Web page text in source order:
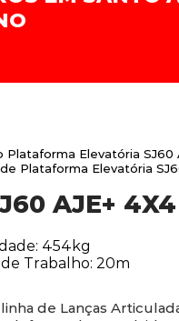
Plataforma Elevatória
Plataforma Elevatória
AJE+
454kg
Trabalho: 20m
linha de Lanças